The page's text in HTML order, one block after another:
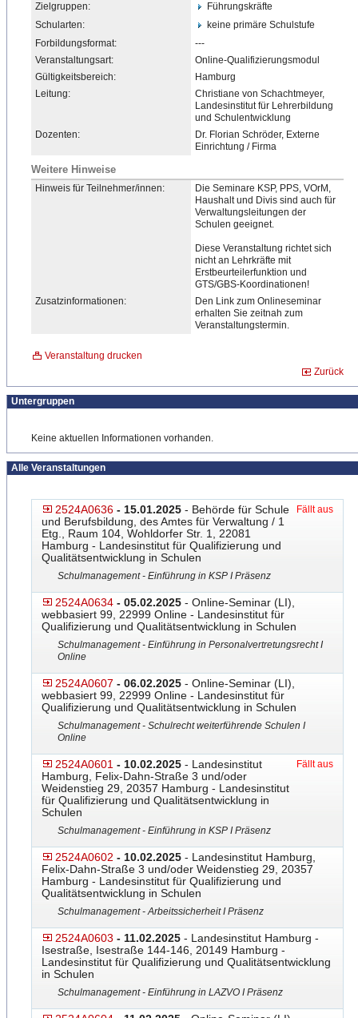
Zielgruppen:
Führungskräfte
Schularten:
keine primäre Schulstufe
Forbildungsformat:
---
Veranstaltungsart:
Online-Qualifizierungsmodu
Gültigkeitsbereich:
Hamburg
Leitung:
Christiane von Schachtmeyer,
Landesinstitut für Lehrerbildung
und Schulentwicklung
Dozenten:
Dr. Florian Schröder, Externe
Einrichtung / Firma
Weitere Hinweise
Hinweis für Teilnehmer/innen:
Die Seminare KSP, PPS, VOrM,
Haushalt und Divis sind auch für
Verwaltungsleitungen der
Schulen geeignet.
Diese Veranstaltung richtet sich
nicht an Lehrkräfte mit
Erstbeurteilerfunktion und
GTS/GBS-Koordinationen!
Zusatzinformationen:
Den Link zum Onlineseminar
erhalten Sie zeitnah zum
Veranstaltungstermin.
Veranstaltung drucken
Zurück
Untergruppen
Keine aktuellen Informationen vorhanden.
Alle Veranstaltungen
2524A0636 - 15.01.2025 - Behörde für Schule
und Berufsbildung, des Amtes für Verwaltung / 1
Etg., Raum 104, Wohldorfer Str. 1, 22081
Hamburg - Landesinstitut für Qualifizierung und
Qualitätsentwicklung in Schulen
Fällt aus
Schulmanagement - Einführung in KSP I Präsenz
2524A0634 - 05.02.2025 - Online-Seminar (LI),
webbasiert 99, 22999 Online - Landesinstitut für
Qualifizierung und Qualitätsentwicklung in Schulen
Schulmanagement - Einführung in Personalvertretungsrecht I
Online
2524A0607 - 06.02.2025 - Online-Seminar (LI),
webbasiert 99, 22999 Online - Landesinstitut für
Qualifizierung und Qualitätsentwicklung in Schulen
Schulmanagement - Schulrecht weiterführende Schulen I
Online
2524A0601 - 10.02.2025 - Landesinstitut
Hamburg, Felix-Dahn-Straße 3 und/oder
Weidenstieg 29, 20357 Hamburg - Landesinstitut
für Qualifizierung und Qualitätsentwicklung in
Schulen
Fällt aus
Schulmanagement - Einführung in KSP I Präsenz
2524A0602 - 10.02.2025 - Landesinstitut Hamburg,
Felix-Dahn-Straße 3 und/oder Weidenstieg 29, 20357
Hamburg - Landesinstitut für Qualifizierung und
Qualitätsentwicklung in Schulen
Schulmanagement - Arbeitssicherheit I Präsenz
2524A0603 - 11.02.2025 - Landesinstitut Hamburg -
Isestraße, Isestraße 144-146, 20149 Hamburg -
Landesinstitut für Qualifizierung und Qualitätsentwicklung
in Schulen
Schulmanagement - Einführung in LAZVO I Präsenz